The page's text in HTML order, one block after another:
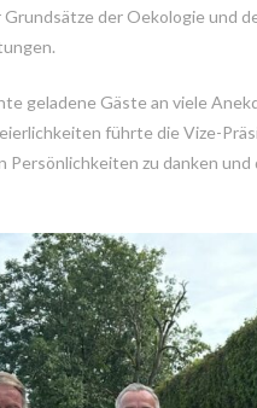
der Oekologie und
geladene Gäste an viele
führte die Vize-
Persönlichkeiten zu danken